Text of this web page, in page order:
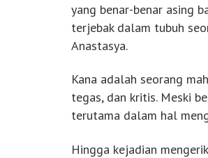
yang benar-benar asing
terjebak dalam tubuh
Anastasya.
Kana adalah seorang
tegas, dan kritis. Meski
terutama dalam hal
Hingga kejadian